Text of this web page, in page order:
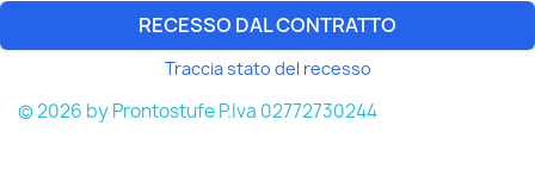
RECESSO DAL CONTRATTO
Traccia stato del recesso
© 2026 by Prontostufe P.Iva 02772730244